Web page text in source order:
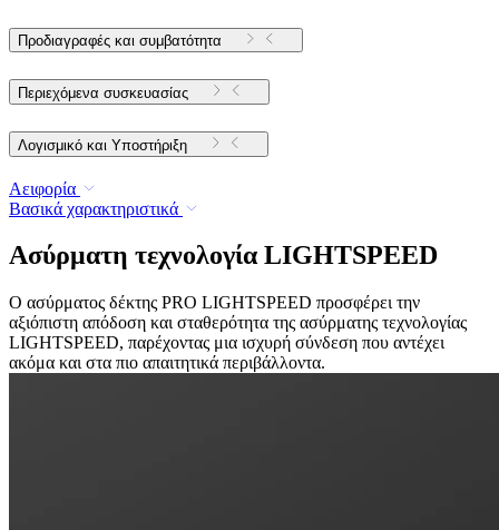
Προδιαγραφές και συμβατότητα
Περιεχόμενα συσκευασίας
Λογισμικό και Υποστήριξη
Αειφορία
Βασικά χαρακτηριστικά
Ασύρματη τεχνολογία LIGHTSPEED
Ο ασύρματος δέκτης PRO LIGHTSPEED προσφέρει την
αξιόπιστη απόδοση και σταθερότητα της ασύρματης τεχνολογίας
LIGHTSPEED, παρέχοντας μια ισχυρή σύνδεση που αντέχει
ακόμα και στα πιο απαιτητικά περιβάλλοντα.